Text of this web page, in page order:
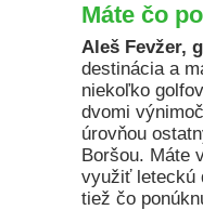
Máte čo
Aleš Fevžer,
destinácia a
niekoľko
dvomi
úrovňou
Boršou. Máte
využiť leteckú
tiež čo